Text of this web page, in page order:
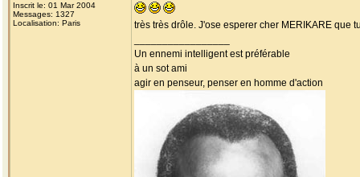
Inscrit le: 01 Mar 2004
Messages: 1327
Localisation: Paris
très très drôle. J'ose esperer cher MERIKARE que
Un ennemi intelligent est préférable
à un sot ami
agir en penseur, penser en homme d'action